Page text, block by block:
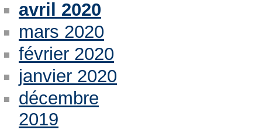
avril 2020
mars 2020
février 2020
janvier 2020
décembre
2019